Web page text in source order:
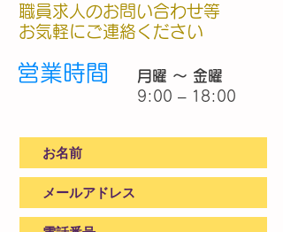
職員求人のお問い合わせ等
​お気軽にご連絡ください
営業時間
月曜 ～ 金曜
9:00 – 18:00